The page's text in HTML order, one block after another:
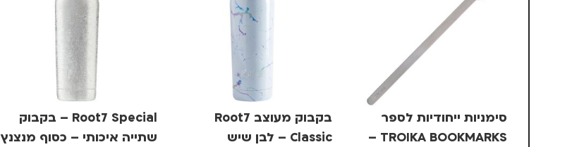
סימניות ייחודיות לספר
TROIKA BOOKMARKS –
בקבוק מעוצב Root7
Classic – לבן שיש
Root7 Special – בקבוק
שתייה איכותי – כסוף מנצנץ